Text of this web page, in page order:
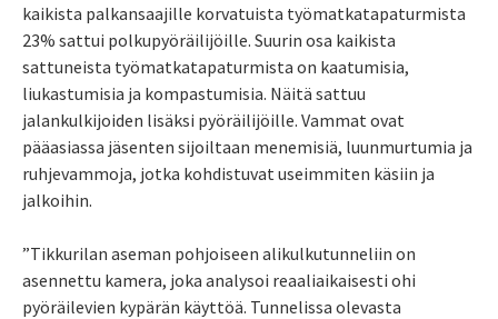
kaikista palkansaajille korvatuista työmatkatapaturmista
23% sattui polkupyöräilijöille. Suurin osa kaikista
sattuneista työmatkatapaturmista on kaatumisia,
liukastumisia ja kompastumisia. Näitä sattuu
jalankulkijoiden lisäksi pyöräilijöille. Vammat ovat
pääasiassa jäsenten sijoiltaan menemisiä, luunmurtumia ja
ruhjevammoja, jotka kohdistuvat useimmiten käsiin ja
jalkoihin.
”Tikkurilan aseman pohjoiseen alikulkutunneliin on
asennettu kamera, joka analysoi reaaliaikaisesti ohi
pyöräilevien kypärän käyttöä. Tunnelissa olevasta